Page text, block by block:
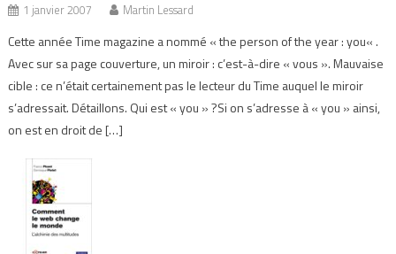
1 janvier 2007 Martin Lessard
Cette année Time magazine a nommé « the person of the year : you« .
Avec sur sa page couverture, un miroir : c’est-à-dire « vous ». Mauvaise
cible : ce n’était certainement pas le lecteur du Time auquel le miroir
s’adressait. Détaillons. Qui est « you » ?Si on s’adresse à « you » ainsi,
on est en droit de […]